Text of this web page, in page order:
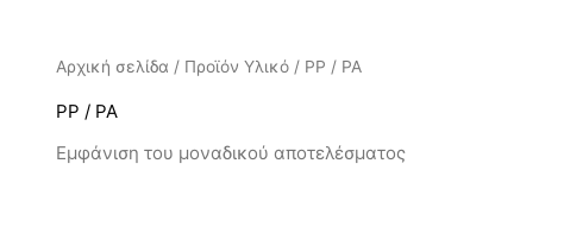
Αρχική σελίδα / Προϊόν Υλικό / PP / PA
PP / PA
Εμφάνιση του μοναδικού αποτελέσματος